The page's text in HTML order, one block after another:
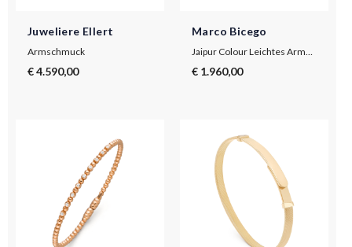
Juweliere Ellert
Armschmuck
€ 4.590,00
Marco Bicego
€ 1.960,00